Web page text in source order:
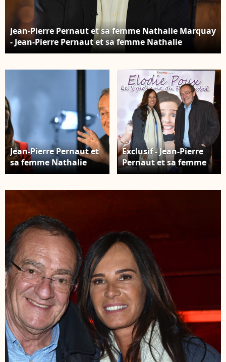
Jean-Pierre Pernaut et sa femme Nathalie Marquay
- Jean-Pierre Pernaut et sa femme Nathalie
Marquay lors de l'enregistrement de l'émission
diffusée le 5 février 2022 sur la chaine Animaux.
L'ancien présentateur du journal de 13h vient de
révéler d'être atteint d'un cancer du poumon ©
Veeren/Bestimage
Jean-Pierre Pernaut et
sa femme Nathalie
Marquay - Jean-Pierre
Nathalie Marquay lors
de l'enregistrement de
l'émission "Animaux
Stars" le 23 novembre
2021, qui sera diffusée
le 5 février 2022 sur la
chaine Animaux.
L'ancien présentateur
du journal de 13h vient
de révéler d'être
atteint d'un cancer du
poumon ©
Veeren/Bestimage
Exclusif - Jean-Pierre
Pernaut et sa femme
Nathalie Marquay - Les
Playmobil" au Casino
de Paris, France, le 15
avril 2019. © Giancarlo
Gorassini/Bestimage